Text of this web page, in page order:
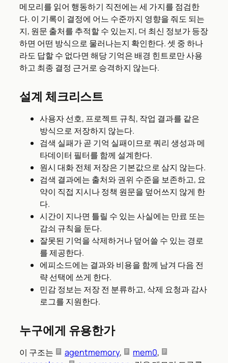
메모리를 읽어 행동하기 직전에는 세 가지를 점검한
다. 이 기록이 결정에 어느 수준까지 영향을 줘도 되는
지, 원문 출처를 추적할 수 있는지, 더 최신 정보가 등장
하면 어떤 방식으로 물러나는지 확인한다. 셋 중 하나
라도 답할 수 없다면 해당 기억은 배경 힌트로만 사용
하고 최종 결정 근거로 승격하지 않는다.
설계 체크리스트
사용자 선호, 프로젝트 규칙, 작업 결과를 같은
방식으로 저장하지 않는다.
검색 실패가 곧 기억 실패이므로 쿼리 생성과 메
타데이터 필터를 함께 설계한다.
원시 대화 전체 저장은 기본값으로 삼지 않는다.
검색 결과에는 출처와 권위 수준을 보존하고, 요
약이 직접 지시나 정책 원문을 덮어쓰지 않게 한
다.
시간이 지나면 틀릴 수 있는 사실에는 만료 또는
감쇠 규칙을 둔다.
잘못된 기억을 삭제하거나 덮어쓸 수 있는 경로
를 제공한다.
에피소드에는 결과와 비용을 함께 남겨 다음 전
략 선택에 쓰게 한다.
민감 정보는 저장 전 분류하고, 삭제 요청과 감사
로그를 지원한다.
누구에게 유용한가
이 구조는 agentmemory, mem0,